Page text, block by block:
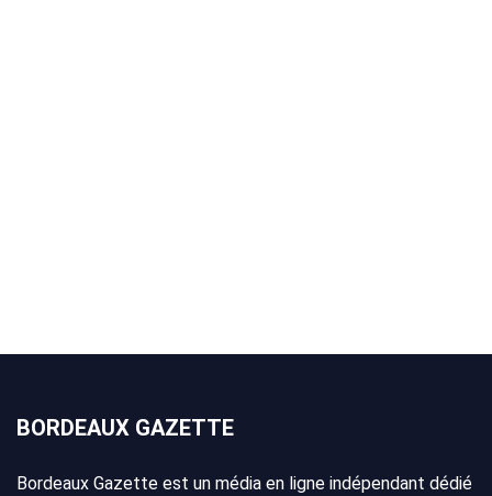
BORDEAUX GAZETTE
Bordeaux Gazette est un média en ligne indépendant dédié